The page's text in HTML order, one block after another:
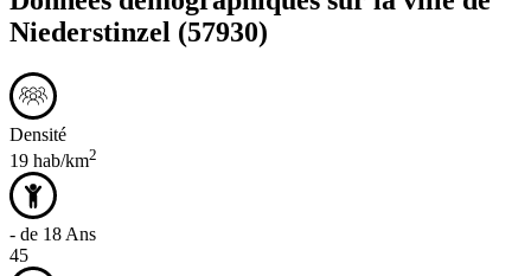
Niederstinzel (57930)
Densité
19 hab/km2
- de 18 Ans
45